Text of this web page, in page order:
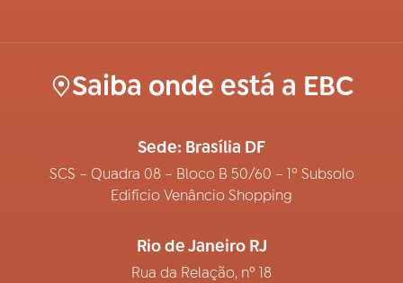
Saiba onde está a EBC
Sede: Brasília DF
SCS – Quadra 08 – Bloco B 50/60 – 1º Subsolo
Edifício Venâncio Shopping
Rio de Janeiro RJ
Rua da Relação, nº 18